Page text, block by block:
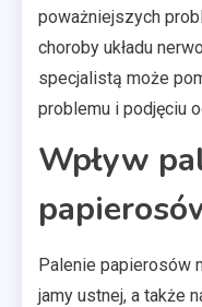
poważniejszych
choroby układu
specjalistą może
problemu i podjęciu
Wpływ
Palenie papierosów
jamy ustnej, a także